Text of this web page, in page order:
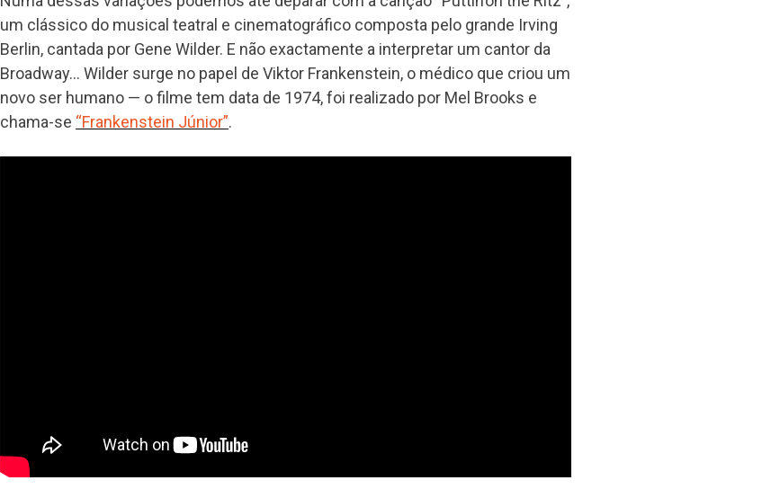
um clássico do musical teatral e cinematográfico composta pelo grande Irving
Berlin, cantada por Gene Wilder. E não exactamente a interpretar um cantor da
Broadway… Wilder surge no papel de Viktor Frankenstein, o médico que criou um
novo ser humano — o filme tem data de 1974, foi realizado por Mel Brooks e
chama-se “Frankenstein Júnior”.